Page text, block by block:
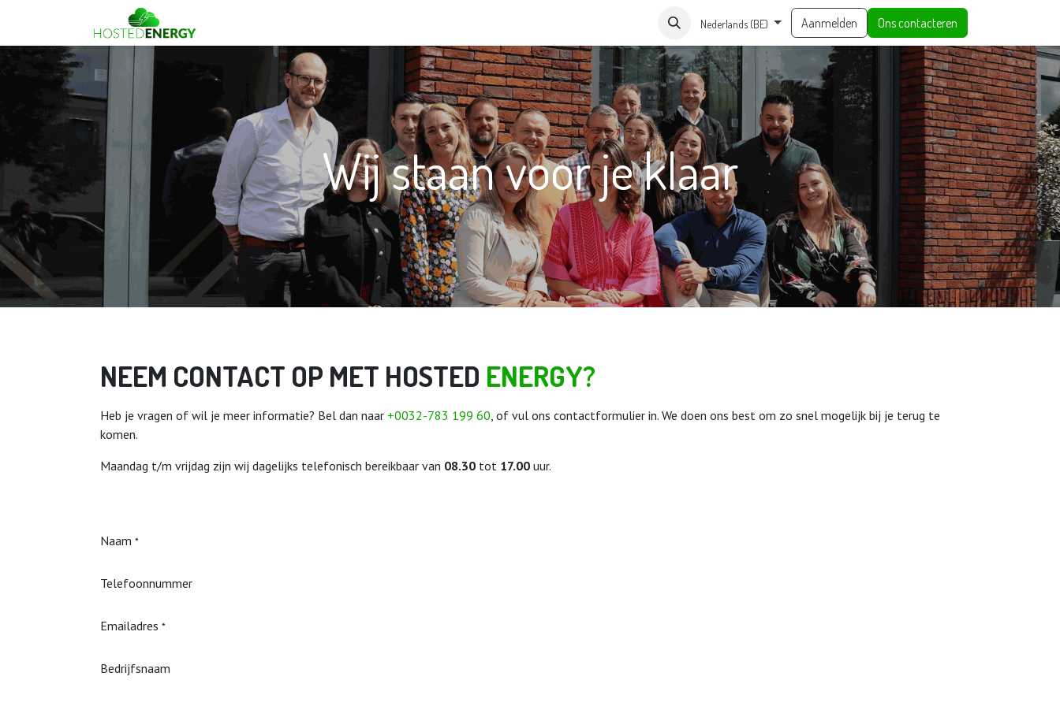
Nederlands (BE) Aanmelden Ons contacteren
Wij staan voor je klaar
NEEM CONTACT OP MET HOSTED ENERGY?​
Heb je vragen of wil je meer informatie? Bel dan naar +0032-783 199 60, of vul ons contactformulier in. We doen ons best om zo snel mogelijk bij je terug te
komen.
Maandag t/m vrijdag zijn wij dagelijks telefonisch bereikbaar van 08.30 tot 17.00 uur.
Naam *
Telefoonnummer
Emailadres *
Bedrijfsnaam